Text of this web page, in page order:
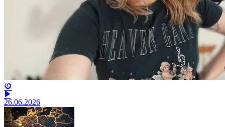
26.06.2026